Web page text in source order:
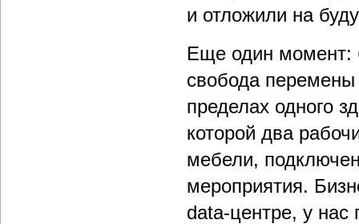
и отложили на
Еще один момент:
свобода
пределах одного
которой два
мебели,
мероприятия.
data-центре, у нас